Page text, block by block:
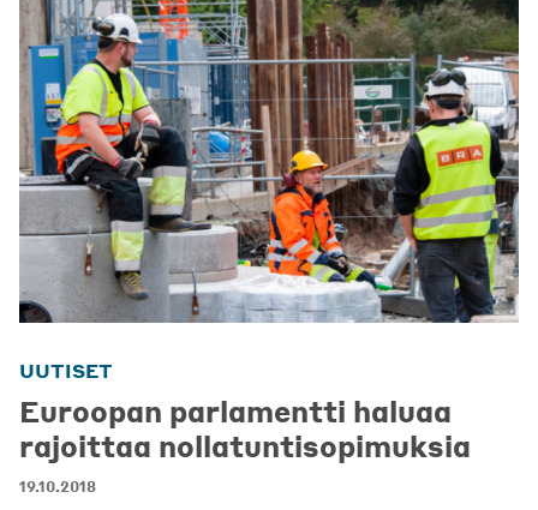
UUTISET
Euroopan parlamentti haluaa
rajoittaa nollatuntisopimuksia
19.10.2018